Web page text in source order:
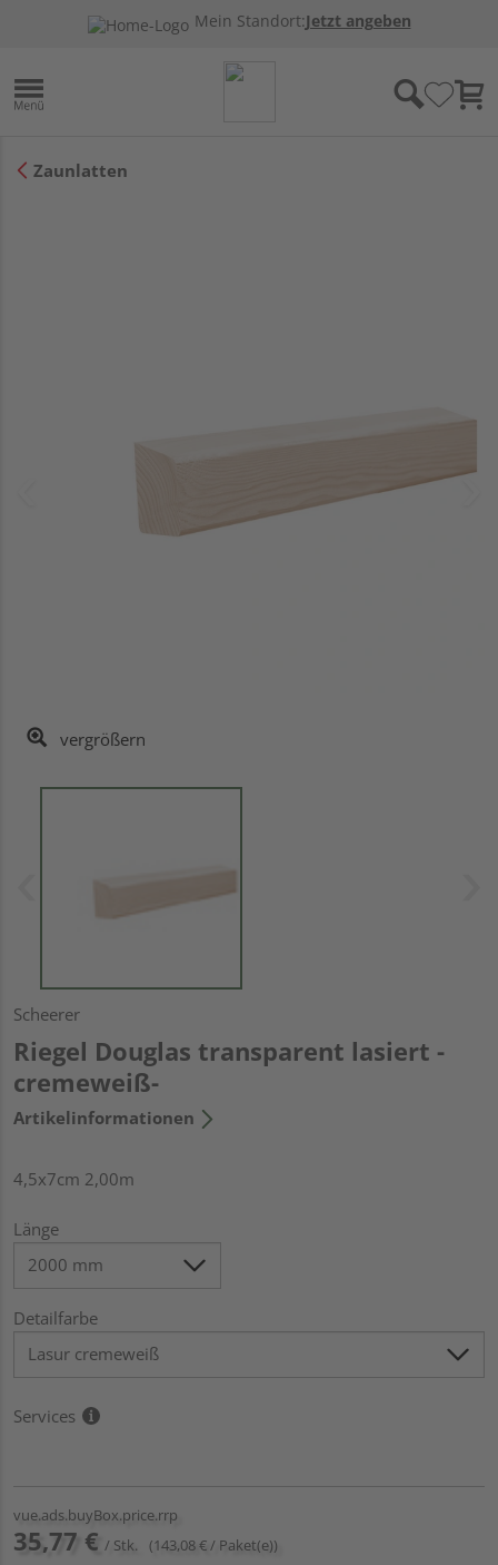
Mein Standort:Jetzt angeben
Zaunlatten
vergrößern
Scheerer
Riegel Douglas transparent lasiert -
cremeweiß-
Artikelinformationen
4,5x7cm 2,00m
Länge
Detailfarbe
Services
vue.ads.buyBox.price.rrp
35,77 € / Stk. (143,08 € / Paket(e))